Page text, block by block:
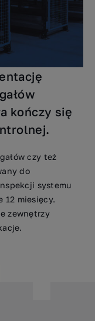
kończy się
czy też
do
systemu
12 miesięcy.
zewnętrzy